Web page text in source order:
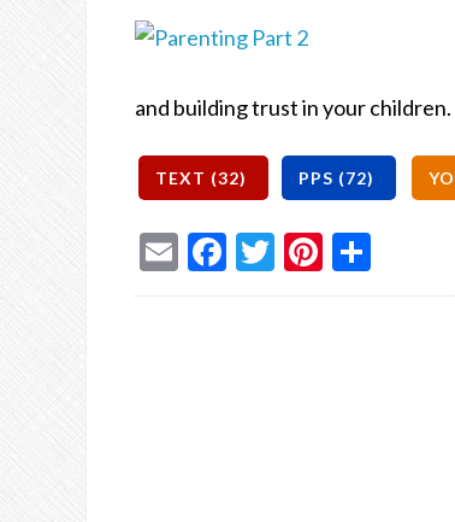
and building trust in your children.
EmailFacebook
TwitterPinterest